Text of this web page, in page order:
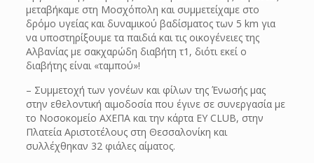
μεταβήκαμε στη Μοσχόπολη και συμμετείχαμε στο
δρόμο υγείας και δυναμικού βαδίσματος των 5 km για
να υποστηρίξουμε τα παιδιά και τις οικογένειες της
Αλβανίας με σακχαρώδη διαβήτη τ1, διότι εκεί ο
διαβήτης είναι «ταμπού»!
– Συμμετοχή των γονέων και φίλων της Ένωσής μας
στην εθελοντική αιμοδοσία που έγινε σε συνεργασία με
το Νοσοκομείο ΑΧΕΠΑ και την κάρτα ΕΥ CLUB, στην
Πλατεία Αριστοτέλους στη Θεσσαλονίκη και
συλλέχθηκαν 32 φιάλες αίματος.